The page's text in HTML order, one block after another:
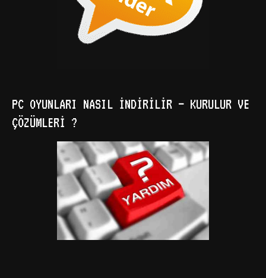
PC OYUNLARI NASIL İNDIRILIR – KURULUR VE
ÇÖZÜMLERI ?